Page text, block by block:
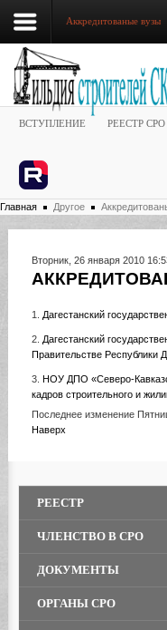
Аккредитованые вузы
ВСТУПЛЕНИЕ РЕЕСТР СРО
Главная Другое
Вторник, 26 января 2010
1. Дагестанский
2. Дагестанский
Правительстве Республики
3. НОУ ДПО «Северо-
кадров строительного и
Последнее изменение
Наверх
РЕЕСТР
ЧЛЕНСТВО В СРО
ДОКУМЕНТЫ
ОРГАНЫ СРО